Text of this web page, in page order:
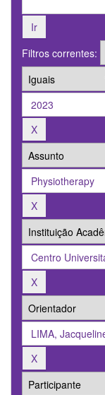
Filtros correntes: